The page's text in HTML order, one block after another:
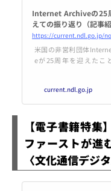
Internet Archiveの25
えての振り返り（記事紹
米国の非営利団体
eが25周年を迎えたこ
るブログ記事が公開さ
す。ブログ記事では、
current.ndl.go.jp
【電子書籍特
ファーストが進
〈文化通信デジ